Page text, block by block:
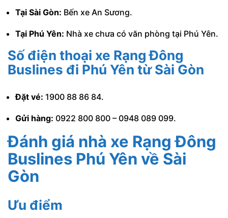
Tại Sài Gòn: Bến xe An Sương.
Tại Phú Yên: Nhà xe chưa có văn phòng tại Phú Yên.
Số điện thoại xe Rạng Đông
Buslines đi Phú Yên từ Sài Gòn
Đặt vé: 1900 88 86 84.
Gửi hàng: 0922 800 800 – 0948 089 099.
Đánh giá nhà xe Rạng Đông
Buslines Phú Yên về Sài
Gòn
Ưu điểm